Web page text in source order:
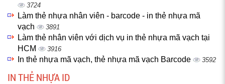
3724
Làm thẻ nhựa nhân viên - barcode - in thẻ nhựa mã
vạch
3891
Làm thẻ nhân viên với dịch vụ in thẻ nhựa mã vạch tại
HCM
3916
In thẻ nhựa mã vạch, thẻ nhựa mã vạch Barcode 3592
IN THẺ NHỰA ID